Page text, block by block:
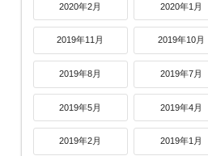
2020年2月 2020年1月
2019年11月 2019年10月
2019年8月 2019年7月
2019年5月 2019年4月
2019年2月 2019年1月